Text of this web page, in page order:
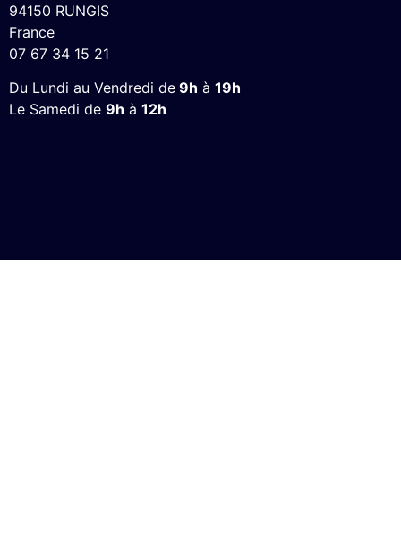
94150 RUNGIS
France
07 67 34 15 21
Du Lundi au Vendredi de 9h à 19h
Le Samedi de 9h à 12h